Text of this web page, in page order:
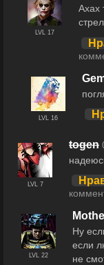
LVL 17
Ахах
LVL 16
LVL 7
togen
LVL 22
Ну
если
не